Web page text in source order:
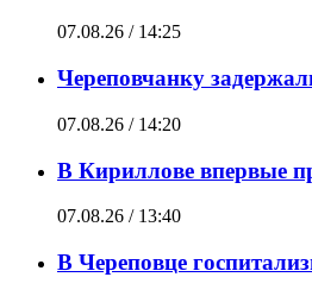
07.08.26 / 14:25
Череповчанку
07.08.26 / 14:20
В Кириллове впервые
07.08.26 / 13:40
В Череповце